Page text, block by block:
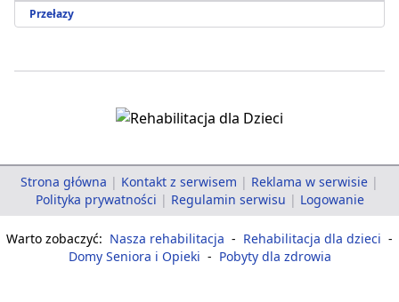
Przełazy
Strona główna | Kontakt z serwisem | Reklama w serwisie |
Polityka prywatności | Regulamin serwisu | Logowanie
Warto zobaczyć: Nasza rehabilitacja - Rehabilitacja dla dzieci -
Domy Seniora i Opieki - Pobyty dla zdrowia